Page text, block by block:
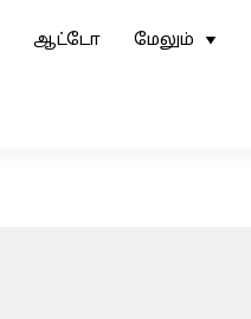
ஆட்டோ மேலும்